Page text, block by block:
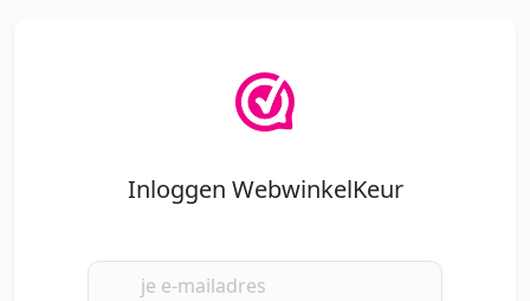
Inloggen WebwinkelKeur
je e-mailadres